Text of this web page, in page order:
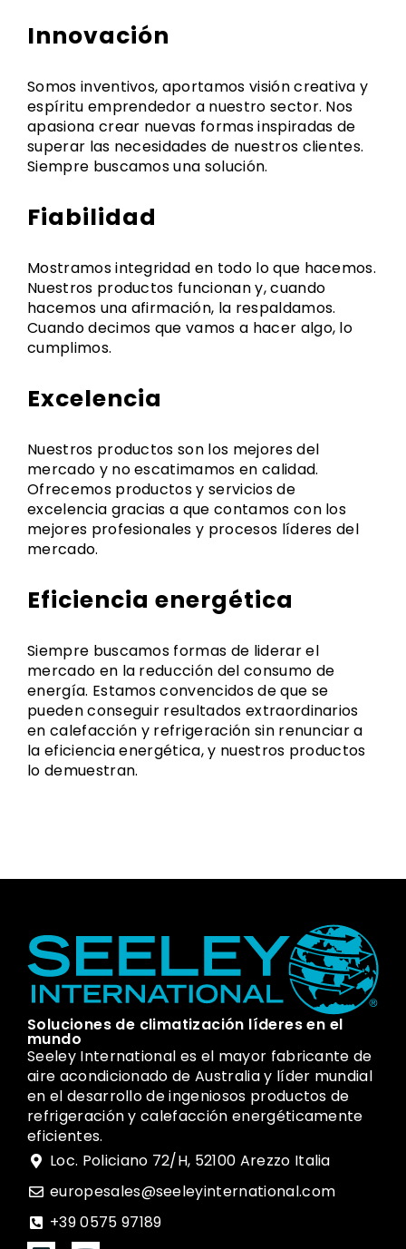
Innovación
Somos inventivos, aportamos visión creativa y
espíritu emprendedor a nuestro sector. Nos
apasiona crear nuevas formas inspiradas de
superar las necesidades de nuestros clientes.
Siempre buscamos una solución.
Fiabilidad
Mostramos integridad en todo lo que hacemos.
Nuestros productos funcionan y, cuando
hacemos una afirmación, la respaldamos.
Cuando decimos que vamos a hacer algo, lo
cumplimos.
Excelencia
Nuestros productos son los mejores del
mercado y no escatimamos en calidad.
Ofrecemos productos y servicios de
excelencia gracias a que contamos con los
mejores profesionales y procesos líderes del
mercado.
Eficiencia energética
Siempre buscamos formas de liderar el
mercado en la reducción del consumo de
energía. Estamos convencidos de que se
pueden conseguir resultados extraordinarios
en calefacción y refrigeración sin renunciar a
la eficiencia energética, y nuestros productos
lo demuestran.
Soluciones de climatización líderes en el
mundo
Seeley International es el mayor fabricante de
aire acondicionado de Australia y líder mundial
en el desarrollo de ingeniosos productos de
refrigeración y calefacción energéticamente
eficientes.
Loc. Policiano 72/H, 52100 Arezzo Italia
europesales@seeleyinternational.com
+39 0575 97189